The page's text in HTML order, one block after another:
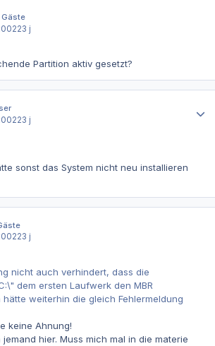
Gäste
23 j
Partition aktiv gesetzt?
23 j
sonst das System nicht neu installieren
23 j
nicht auch verhindert, dass die
dem ersten Laufwerk den MBR
weiterhin die gleich Fehlermeldung
keine Ahnung!
hier. Muss mich mal in die materie